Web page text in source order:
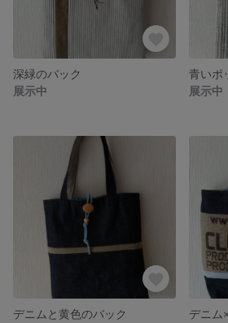
深緑のバック
展示中
青いポ
展示中
デニムと黄色のバック